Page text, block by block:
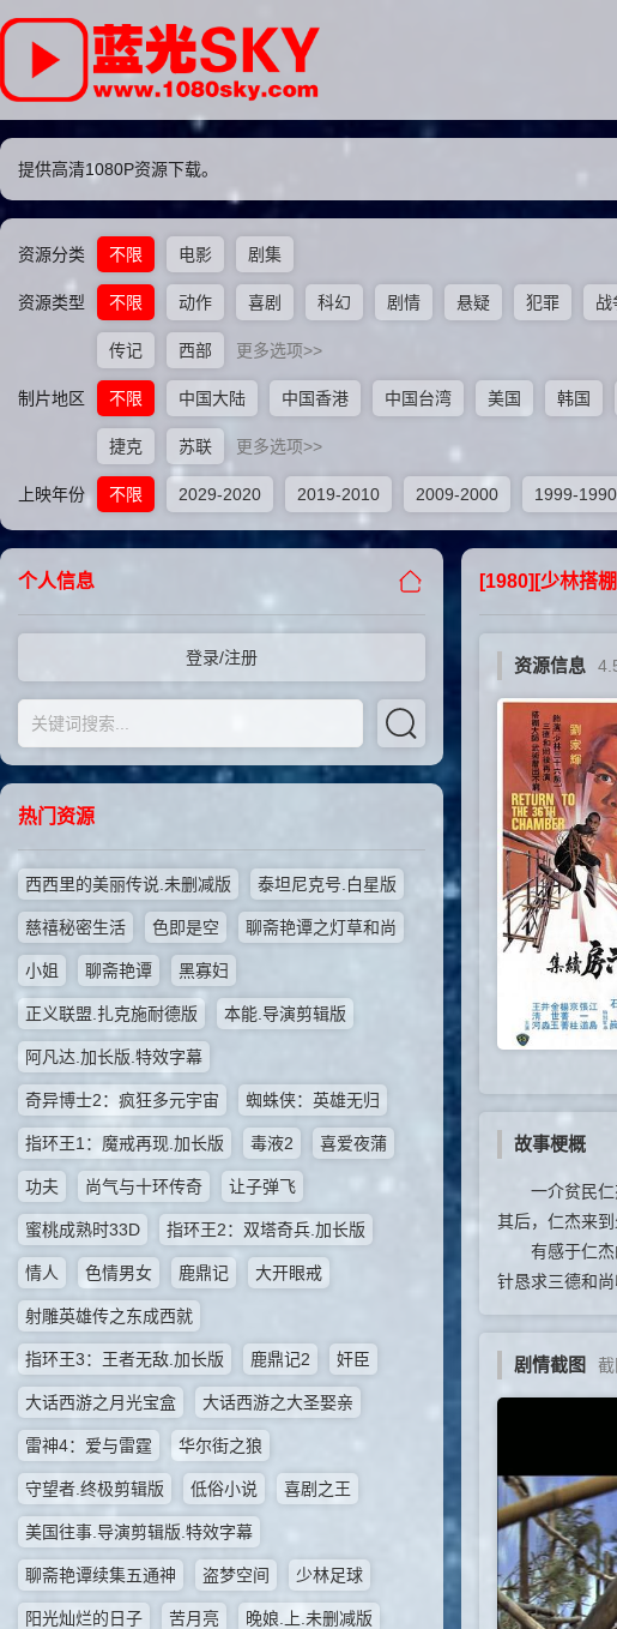
提供高清1080P资源下载。
资源分类 不限 电影 剧集
资源类型 不限 动作 喜剧 科幻 剧情 悬疑 犯罪 战
传记 西部 更多选项>>
制片地区 不限 中国大陆 中国香港 中国台湾 美国 韩国
捷克 苏联 更多选项>>
上映年份 不限 2029-2020 2019-2010 2009-2000 1999-1990
个人信息
登录/注册
热门资源
西西里的美丽传说.未删减版 泰坦尼克号.白星版
慈禧秘密生活 色即是空 聊斋艳谭之灯草和尚
小姐 聊斋艳谭 黑寡妇
正义联盟.扎克施耐德版 本能.导演剪辑版
阿凡达.加长版.特效字幕
奇异博士2：疯狂多元宇宙 蜘蛛侠：英雄无归
指环王1：魔戒再现.加长版 毒液2 喜爱夜蒲
功夫 尚气与十环传奇 让子弹飞
蜜桃成熟时33D 指环王2：双塔奇兵.加长版
情人 色情男女 鹿鼎记 大开眼戒
射雕英雄传之东成西就
指环王3：王者无敌.加长版 鹿鼎记2 奸臣
大话西游之月光宝盒 大话西游之大圣娶亲
雷神4：爱与雷霆 华尔街之狼
守望者.终极剪辑版 低俗小说 喜剧之王
美国往事.导演剪辑版.特效字幕
聊斋艳谭续集五通神 盗梦空间 少林足球
阳光灿烂的日子 苦月亮 晚娘.上.未删减版
[1980][少林搭
资源信息
故事梗概
一介贫民仁杰
其后，仁杰来
有感于仁杰的
针恳求三德和
剧情截图